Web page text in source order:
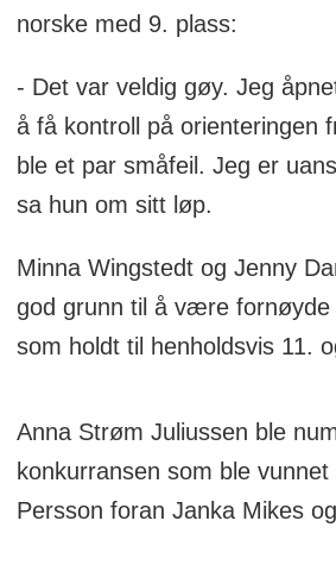
norske med 9. plass:
- Det var veldig gøy. Jeg
å få kontroll på orienteringen
ble et par småfeil. Jeg er
sa hun om sitt løp.
Minna Wingstedt og Jenny
god grunn til å være fornøyde
som holdt til henholdsvis 11.
Anna Strøm Juliussen ble
konkurransen som ble
Persson foran Janka Mikes